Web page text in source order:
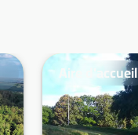
Aire d'accueil